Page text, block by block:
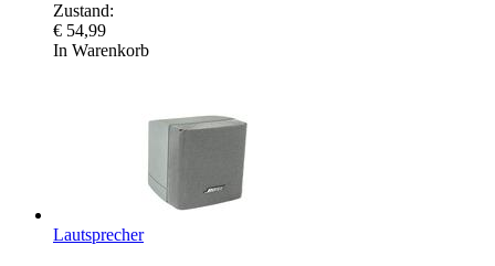
Zustand:
€ 54,99
In Warenkorb
Lautsprecher